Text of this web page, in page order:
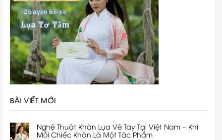
BÀI VIẾT MỚI
Nghệ Thuật Khăn Lụa Vẽ Tay Tại Việt Nam – Khi
Mỗi Chiếc Khăn Là Một Tác Phẩm